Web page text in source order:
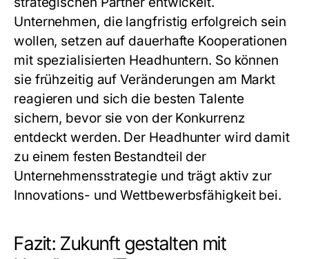
Unternehmen, die langfristig erfolgreich sein
wollen, setzen auf dauerhafte Kooperationen
mit spezialisierten Headhuntern. So können
sie frühzeitig auf Veränderungen am Markt
reagieren und sich die besten Talente
sichern, bevor sie von der Konkurrenz
entdeckt werden. Der Headhunter wird damit
zu einem festen Bestandteil der
Unternehmensstrategie und trägt aktiv zur
Innovations- und Wettbewerbsfähigkeit bei.
Fazit: Zukunft gestalten mit